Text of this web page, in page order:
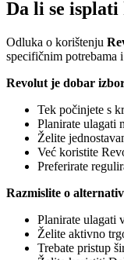
Da li se
Odluka o korištenju
specifičnim potrebama
Revolut je dobar
Tek počinjete s
Planirate ulagati
Želite
Već koristite
Preferirate
Razmislite o
Planirate ulagati
Želite aktivno
Trebate pristup